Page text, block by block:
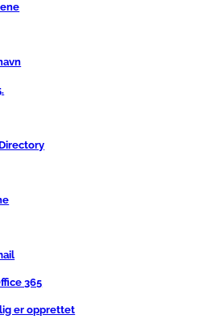
365
er opprettet